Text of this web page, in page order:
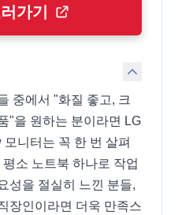
가기
중에서 "화질 좋고, 크
"을 원하는 분이라면 LG
니터는 꼭 한 번 살펴
소 노트북 하나로 작업
성을 절실히 느낀 분들,
장인이라면 더욱 만족스